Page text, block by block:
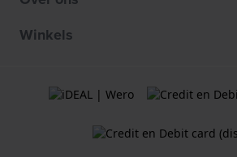
Winkels